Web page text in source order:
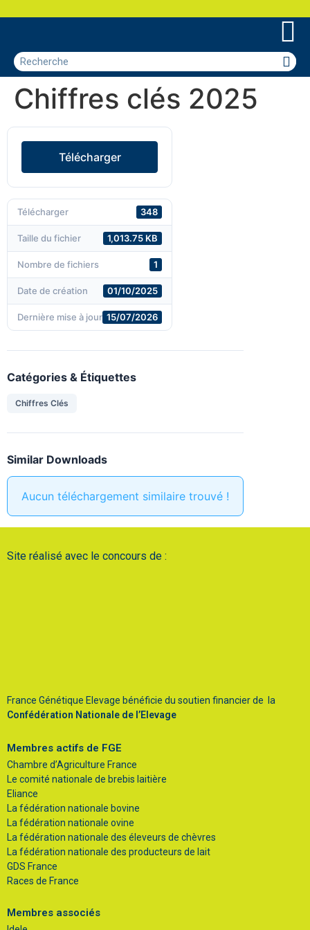
Chiffres clés 2025
Télécharger
Télécharger 348
Taille du fichier 1,013.75 KB
Nombre de fichiers 1
Date de création 01/10/2025
Dernière mise à jour 15/07/2026
Catégories & Étiquettes
Chiffres Clés
Similar Downloads
Aucun téléchargement similaire trouvé !
Site réalisé avec le concours de :
France Génétique Elevage bénéficie du soutien financier de la
Confédération Nationale de l’Elevage
Membres actifs de FGE
Chambre d’Agriculture France
Le comité nationale de brebis laitière
Eliance
La fédération nationale bovine
La fédération nationale ovine
La fédération nationale des éleveurs de chèvres
La fédération nationale des producteurs de lait
GDS France
Races de France
Membres associés